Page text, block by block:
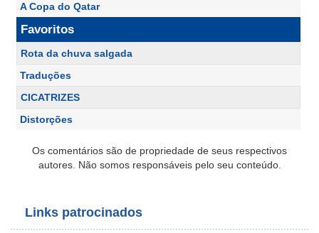
A Copa do Qatar
Favoritos
Rota da chuva salgada
Traduções
CICATRIZES
Distorções
Os comentários são de propriedade de seus respectivos
autores. Não somos responsáveis pelo seu conteúdo.
Links patrocinados